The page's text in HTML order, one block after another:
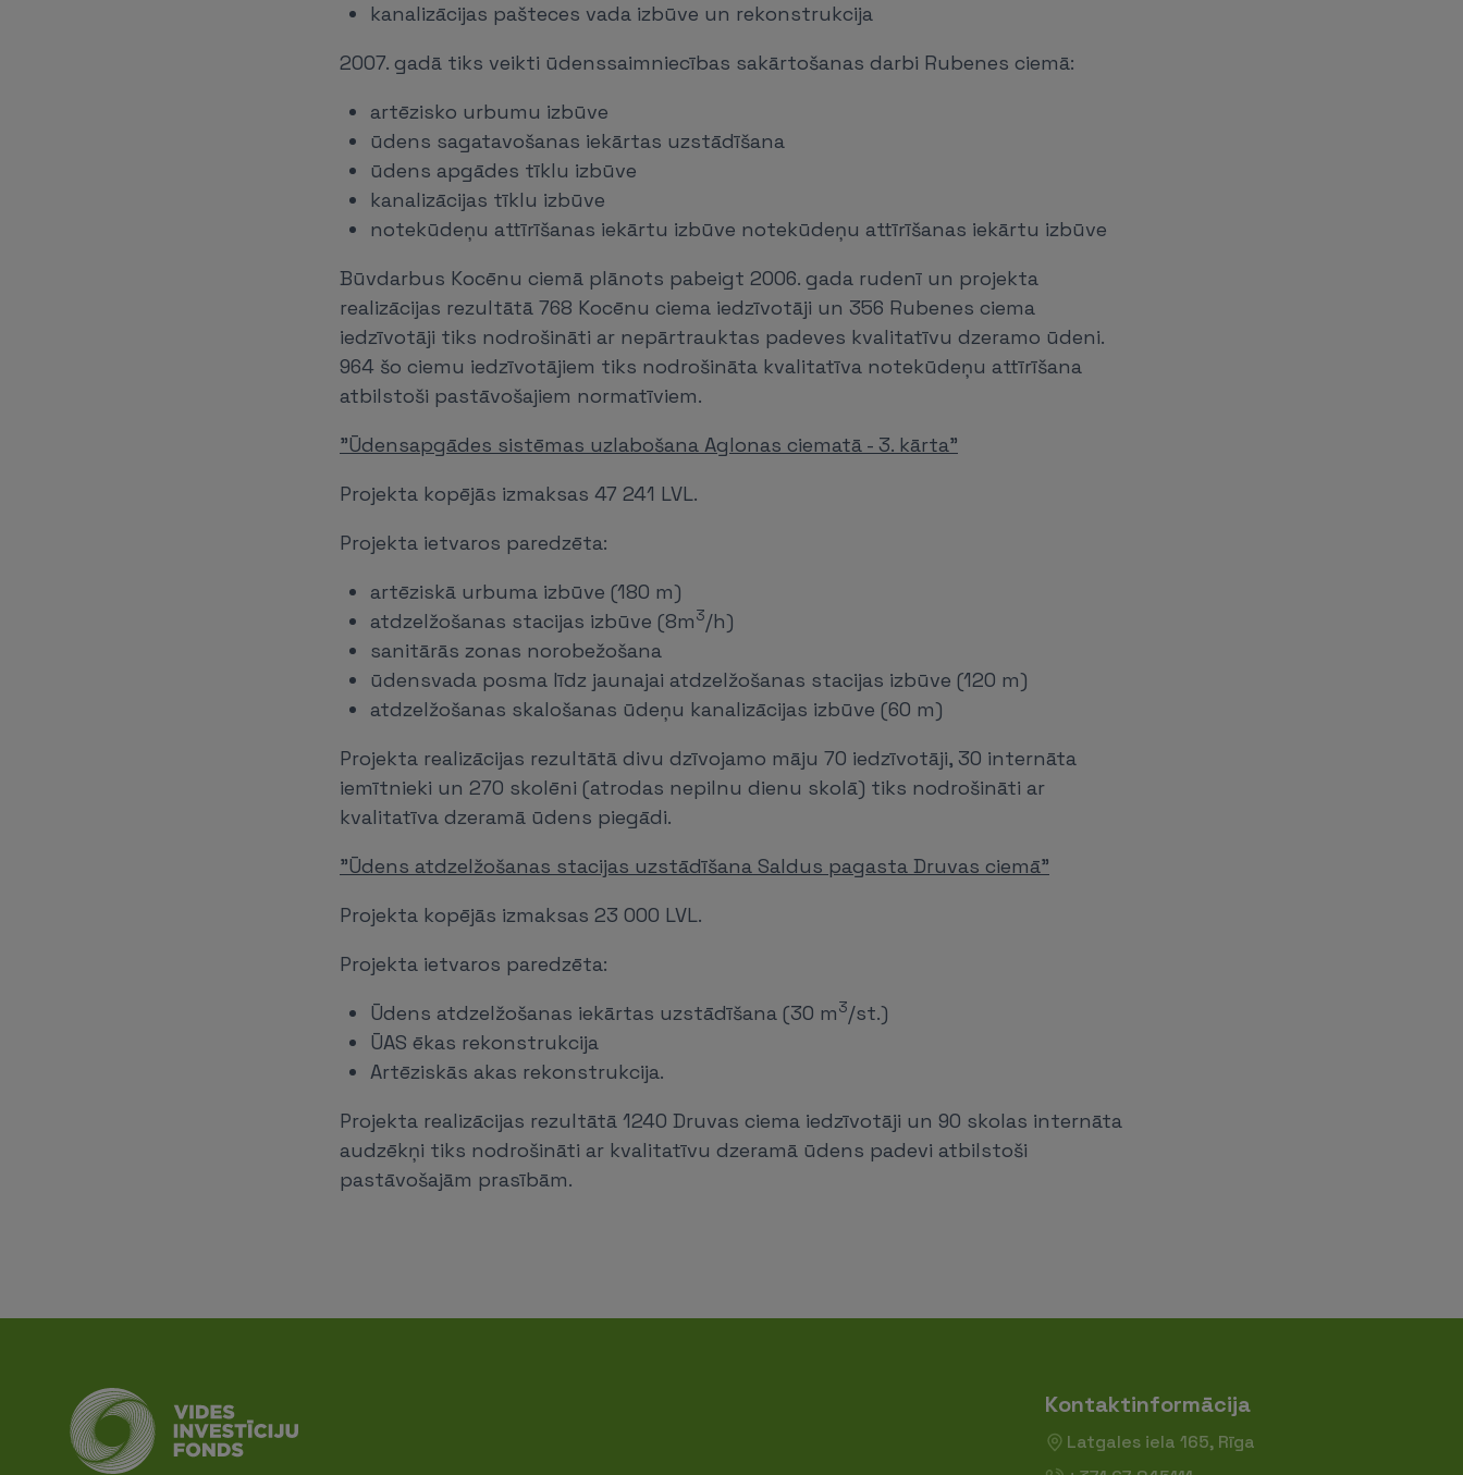
kanalizācijas pašteces vada izbūve un rekonstrukcija
2007. gadā tiks veikti ūdenssaimniecības sakārtošanas darbi Rubenes ciemā:
artēzisko urbumu izbūve
ūdens sagatavošanas iekārtas uzstādīšana
ūdens apgādes tīklu izbūve
kanalizācijas tīklu izbūve
notekūdeņu attīrīšanas iekārtu izbūve notekūdeņu attīrīšanas iekārtu izbūve
Būvdarbus Kocēnu ciemā plānots pabeigt 2006. gada rudenī un projekta
realizācijas rezultātā 768 Kocēnu ciema iedzīvotāji un 356 Rubenes ciema
iedzīvotāji tiks nodrošināti ar nepārtrauktas padeves kvalitatīvu dzeramo ūdeni.
964 šo ciemu iedzīvotājiem tiks nodrošināta kvalitatīva notekūdeņu attīrīšana
atbilstoši pastāvošajiem normatīviem.
"Ūdensapgādes sistēmas uzlabošana Aglonas ciematā - 3. kārta"
Projekta kopējās izmaksas 47 241 LVL.
Projekta ietvaros paredzēta:
artēziskā urbuma izbūve (180 m)
atdzelžošanas stacijas izbūve (8m3/h)
sanitārās zonas norobežošana
ūdensvada posma līdz jaunajai atdzelžošanas stacijas izbūve (120 m)
atdzelžošanas skalošanas ūdeņu kanalizācijas izbūve (60 m)
Projekta realizācijas rezultātā divu dzīvojamo māju 70 iedzīvotāji, 30 internāta
iemītnieki un 270 skolēni (atrodas nepilnu dienu skolā) tiks nodrošināti ar
kvalitatīva dzeramā ūdens piegādi.
"Ūdens atdzelžošanas stacijas uzstādīšana Saldus pagasta Druvas ciemā"
Projekta kopējās izmaksas 23 000 LVL.
Projekta ietvaros paredzēta:
Ūdens atdzelžošanas iekārtas uzstādīšana (30 m3/st.)
ŪAS ēkas rekonstrukcija
Artēziskās akas rekonstrukcija.
Projekta realizācijas rezultātā 1240 Druvas ciema iedzīvotāji un 90 skolas internāta
audzēkņi tiks nodrošināti ar kvalitatīvu dzeramā ūdens padevi atbilstoši
pastāvošajām prasībām.
Kontaktinformācija
Latgales iela 165, Rīga